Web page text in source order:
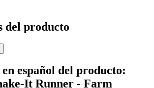
del producto
español del producto:
It Runner - Farm